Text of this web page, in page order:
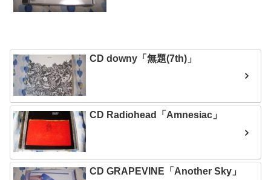
CD downy「無題(7th)」
CD Radiohead「Amnesiac」
CD GRAPEVINE「Another Sky」